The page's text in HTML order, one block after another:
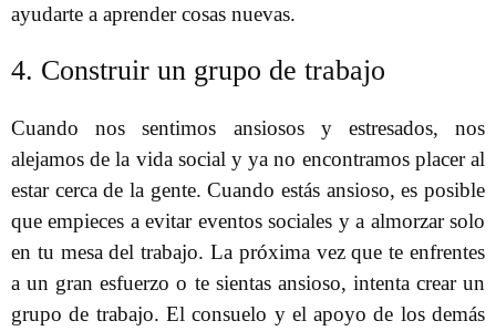
ayudarte a aprender cosas nuevas.
4. Construir un grupo de trabajo
Cuando nos sentimos ansiosos y estresados, nos
alejamos de la vida social y ya no encontramos placer al
estar cerca de la gente. Cuando estás ansioso, es posible
que empieces a evitar eventos sociales y a almorzar solo
en tu mesa del trabajo. La próxima vez que te enfrentes
a un gran esfuerzo o te sientas ansioso, intenta crear un
grupo de trabajo. El consuelo y el apoyo de los demás